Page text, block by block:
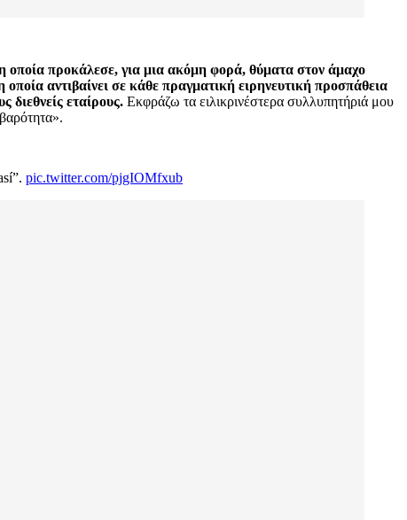
οποία προκάλεσε, για μια ακόμη φορά, θύματα στον άμαχο
αντιβαίνει σε κάθε πραγματική ειρηνευτική προσπάθεια
εταίρους. Εκφράζω τα ειλικρινέστερα συλλυπητήριά μου
pic.twitter.com/pjgIOMfxub